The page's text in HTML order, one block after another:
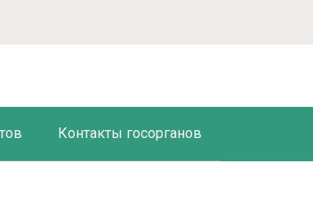
Контакты госорганов